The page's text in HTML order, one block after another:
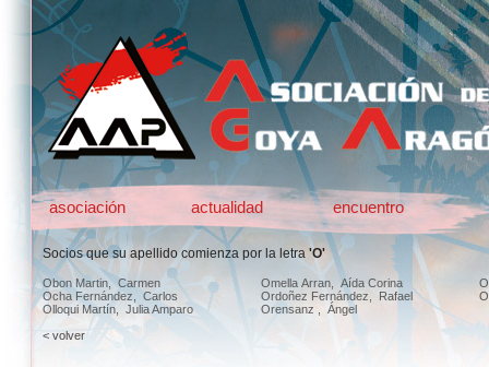
asociación actualidad encuentro
Socios que su apellido comienza por la letra 'O'
Obon Martin, Carmen
Ocha Fernández, Carlos
Olloqui Martín, Julia Amparo
< volver
Omella Arran, Aída Corina
Ordoñez Fernández, Rafael
Orensanz , Ángel